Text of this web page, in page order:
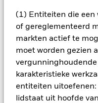
(1) Entiteiten die een
of gereglementeerd
markten actief te
moet worden gezien
karakteristieke
entiteiten
lidstaat uit hoofde
het rendement van
zijn niet gegarandeerd.
oorspronkelijke inleg.
Opkomende markten zijn
economische en politieke
'liquiditeitsrisico',
van activa, de laattijdige
effecten of betalingen